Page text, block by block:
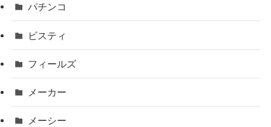
パチンコ
ビスティ
フィールズ
メーカー
メーシー